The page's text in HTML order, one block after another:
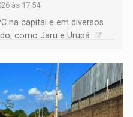
às 17:54
na capital e em diversos
como Jaru e Urupá